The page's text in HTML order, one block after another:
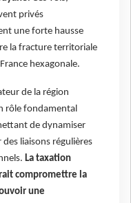
privés
une forte hausse
la fracture territoriale
hexagonale.
de la région
rôle fondamental
de dynamiser
des liaisons régulières
La taxation
compromettre la
une